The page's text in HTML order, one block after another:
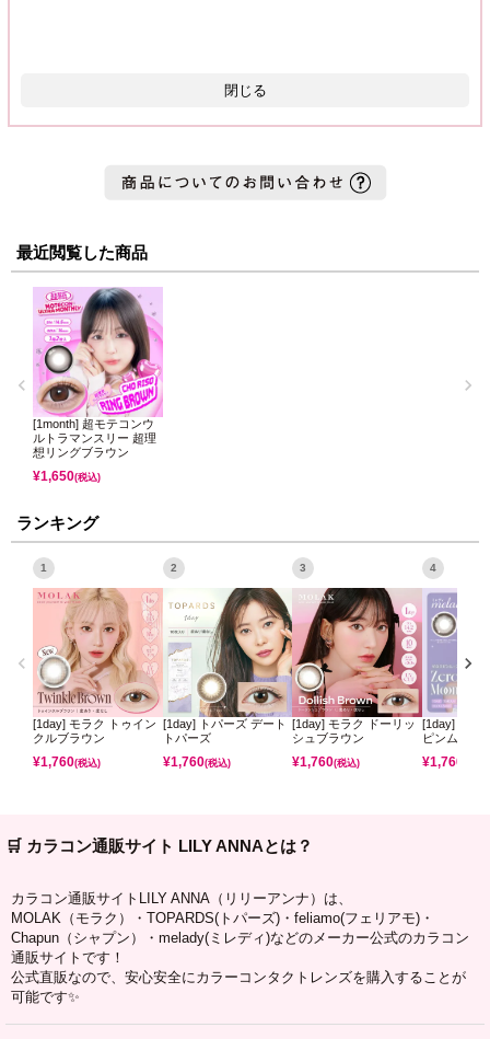
閉じる
最近閲覧した商品
[1month] 超モテコンウ
ルトラマンスリー 超理
想リングブラウン
¥1,650(税込)
ランキング
1
[1day] モラク トゥイン
クルブラウン
¥1,760(税込)
2
[1day] トパーズ デート
トパーズ
¥1,760(税込)
3
[1day] モラク ドーリッ
シュブラウン
¥1,760(税込)
4
[1day] ミレ
ピンムーン
¥1,760
🛒 カラコン通販サイト LILY ANNAとは？
カラコン通販サイトLILY ANNA（リリーアンナ）は、
MOLAK（モラク）・TOPARDS(トパーズ)・feliamo(フェリアモ)・
Chapun（シャプン）・melady(ミレディ)などのメーカー公式のカラコン
通販サイトです！
公式直販なので、安心安全にカラーコンタクトレンズを購入することが
可能です✨